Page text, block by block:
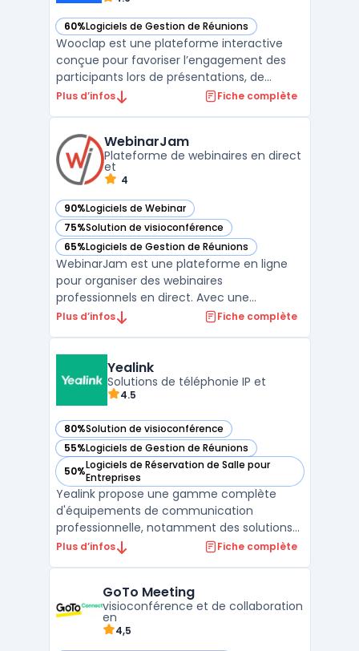
60%Logiciels de Gestion de Réunions
— voir Wooclap dans cette catégorie
Wooclap est une plateforme interactive
conçue pour favoriser l’engagement des
participants lors de présentations, de
formations ou de cours. Grâce à son
sessions pédagogiques en expériences
dynamiques. Les utilisateurs peuv ...
Plus d’infos Fiche complète
WebinarJam
Plateforme de webinaires en direct
et
4
90%Logiciels de Webinar
— voir WebinarJam dans cette catégorie
75%Solution de visioconférence
— voir WebinarJam dans cette catégorie
65%Logiciels de Gestion de Réunions
— voir WebinarJam dans cette catégorie
WebinarJam est une plateforme en ligne
pour organiser des webinaires
professionnels en direct. Avec une
interface facile à utiliser, WebinarJam
les modèles de page d'inscription, de
courriel et de remerciement en fo ...
Plus d’infos Fiche complète
Yealink
Solutions de téléphonie IP et
4.5
80%Solution de visioconférence
— voir Yealink dans cette catégorie
55%Logiciels de Gestion de Réunions
— voir Yealink dans cette catégorie
50%Logiciels de Réservation de Salle pour
Entreprises
— voir Yealink dans cette catégorie
Yealink propose une gamme complète
d'équipements de communication
professionnelle, notamment des solutions
de téléphonie IP et de visioconférence
appareils VoIP de haute qualité, conçus
pour offrir une connectivité fluide ...
Plus d’infos Fiche complète
GoTo Meeting
visioconférence et de collaboration
en
4,5